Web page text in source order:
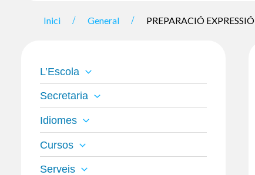
Inici General PREPARACIÓ
L’Escola
Secretaria
Idiomes
Cursos
Serveis